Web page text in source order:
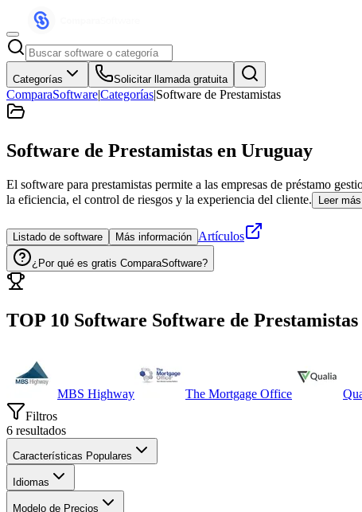
Categorías Solicitar llamada gratuita
ComparaSoftware|Categorías|Software de Prestamistas
Software de Prestamistas en Uruguay
El software para prestamistas permite a las empresas de préstamo
la eficiencia, el control de riesgos y la experiencia del cliente.
Leer más
Listado de software Más información Artículos
¿Por qué es gratis ComparaSoftware?
TOP 10 Software Software de Prestamistas
MBS Highway The Mortgage Office
Filtros
6 resultados
Características Populares
Idiomas
Modelo de Precios